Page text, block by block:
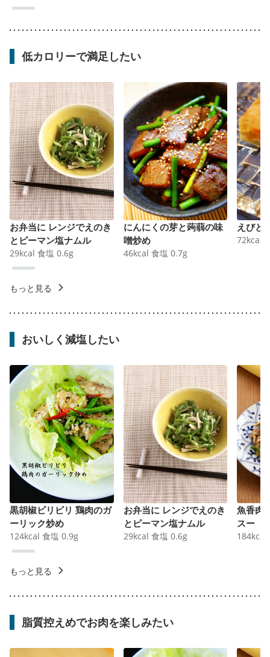
低カロリーで満足したい
お弁当に レンジでえのき
とピーマン塩ナムル
29kcal 食塩 0.6g
にんにくの芽と蒟蒻の味
噌炒め
46kcal 食塩 0.7g
えびと
72kcal
もっと見る
おいしく減塩したい
黒胡椒ビリビリ 鶏肉のガ
ーリック炒め
124kcal 食塩 0.9g
お弁当に レンジでえのき
とピーマン塩ナムル
29kcal 食塩 0.6g
魚香肉
スー
184kcal
もっと見る
脂質控えめでお肉を楽しみたい